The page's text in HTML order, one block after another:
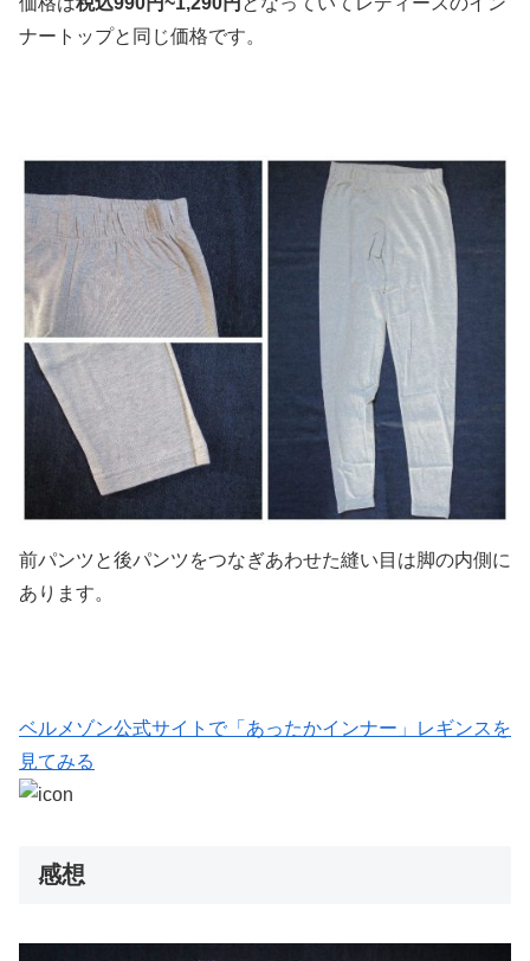
ナートップと同じ価格です。
前パンツと後パンツをつなぎあわせた縫い目は脚の内側に
あります。
ベルメゾン公式サイトで「あったかインナー」レギンスを
見てみる
感想